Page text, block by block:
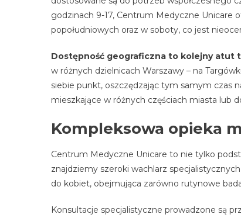
godzinach 9-17, Centrum Medyczne Unicare
popołudniowych oraz w soboty, co jest
Dostępność geograficzna to kolejny atut
w różnych dzielnicach Warszawy – na
siebie punkt, oszczędzając tym samym czas
mieszkające w różnych częściach miasta lub
Kompleksowa opieka
Centrum Medyczne Unicare to nie tylko
znajdziemy szeroki wachlarz
do kobiet, obejmująca zarówno rutynowe
Konsultacje specjalistyczne prowadzone są